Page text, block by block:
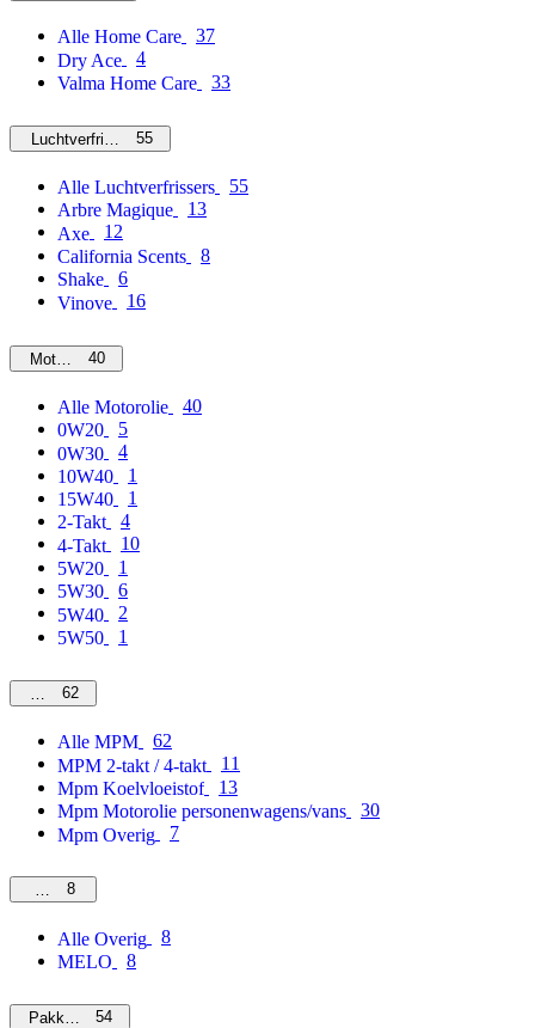
Alle Home Care
37
Dry Ace
4
Valma Home Care
33
Luchtverfrissers55
Alle Luchtverfrissers
55
Arbre Magique
13
Axe
12
California Scents
8
Shake
6
Vinove
16
Motorolie40
Alle Motorolie
40
0W20
5
0W30
4
10W40
1
15W40
1
2-Takt
4
4-Takt
10
5W20
1
5W30
6
5W40
2
5W50
1
MPM62
Alle MPM
62
MPM 2-takt / 4-takt
11
Mpm Koelvloeistof
13
Mpm Motorolie personenwagens/vans
30
Mpm Overig
7
Overig
8
Alle Overig
8
MELO
8
Pakketten54